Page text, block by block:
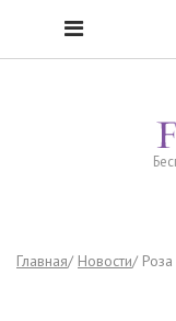
Чтобы открыть меню,
Главная Новости